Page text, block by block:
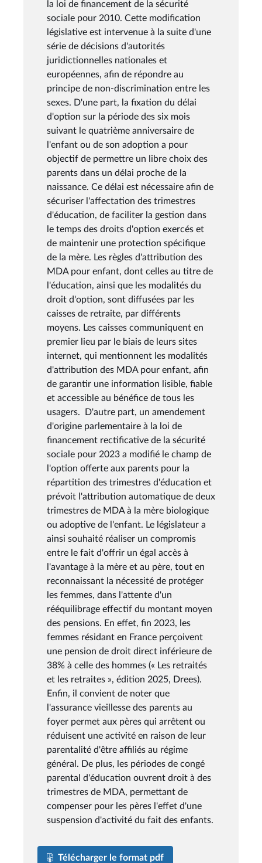
la loi de financement de la sécurité
sociale pour 2010. Cette modification
législative est intervenue à la suite d'une
série de décisions d'autorités
juridictionnelles nationales et
européennes, afin de répondre au
principe de non-discrimination entre les
sexes. D'une part, la fixation du délai
d'option sur la période des six mois
suivant le quatrième anniversaire de
l'enfant ou de son adoption a pour
objectif de permettre un libre choix des
parents dans un délai proche de la
naissance. Ce délai est nécessaire afin de
sécuriser l'affectation des trimestres
d'éducation, de faciliter la gestion dans
le temps des droits d'option exercés et
de maintenir une protection spécifique
de la mère. Les règles d'attribution des
MDA pour enfant, dont celles au titre de
l'éducation, ainsi que les modalités du
droit d'option, sont diffusées par les
caisses de retraite, par différents
moyens. Les caisses communiquent en
premier lieu par le biais de leurs sites
internet, qui mentionnent les modalités
d'attribution des MDA pour enfant, afin
de garantir une information lisible, fiable
et accessible au bénéfice de tous les
usagers. D'autre part, un amendement
d'origine parlementaire à la loi de
financement rectificative de la sécurité
sociale pour 2023 a modifié le champ de
l'option offerte aux parents pour la
répartition des trimestres d'éducation et
prévoit l'attribution automatique de deux
trimestres de MDA à la mère biologique
ou adoptive de l'enfant. Le législateur a
ainsi souhaité réaliser un compromis
entre le fait d'offrir un égal accès à
l'avantage à la mère et au père, tout en
reconnaissant la nécessité de protéger
les femmes, dans l'attente d'un
rééquilibrage effectif du montant moyen
des pensions. En effet, fin 2023, les
femmes résidant en France perçoivent
une pension de droit direct inférieure de
38% à celle des hommes (« Les retraités
et les retraites », édition 2025, Drees).
Enfin, il convient de noter que
l'assurance vieillesse des parents au
foyer permet aux pères qui arrêtent ou
réduisent une activité en raison de leur
parentalité d'être affiliés au régime
général. De plus, les périodes de congé
parental d'éducation ouvrent droit à des
trimestres de MDA, permettant de
compenser pour les pères l'effet d'une
suspension d'activité du fait des enfants.
Télécharger le format pdf